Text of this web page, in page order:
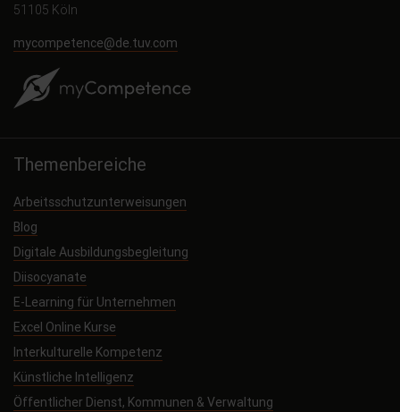
51105 Köln
mycompetence@de.tuv.com
Themenbereiche
Arbeitsschutzunterweisungen
Blog
Digitale Ausbildungsbegleitung
Diisocyanate
E-Learning für Unternehmen
Excel Online Kurse
Interkulturelle Kompetenz
Künstliche Intelligenz
Öffentlicher Dienst, Kommunen & Verwaltung